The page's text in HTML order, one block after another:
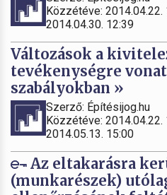
Közzétéve:
2014.04.30. 12:39
Változások a
tevékenységre
szabályokban »
Szerző: Építésijog.hu
Közzétéve:
2014.05.13. 15:00
Az eltakarásra
(munkarészek)